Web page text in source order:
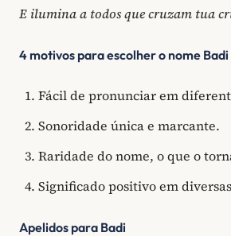
E ilumina a todos que cruzam tua
4 motivos para escolher o nome Badi
Fácil de pronunciar em
Sonoridade única e marcante.
Raridade do nome, o que o
Significado positivo em
Apelidos para Badi